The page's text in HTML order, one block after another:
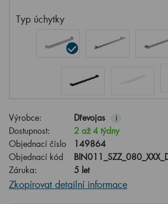
Typ úchytky
Výrobce: Dřevojas i
Dostupnost:
2 až 4 týdny
Objednací číslo
149864
Objednací kód
Záruka:
5 let
Zkopírovat detailní informace